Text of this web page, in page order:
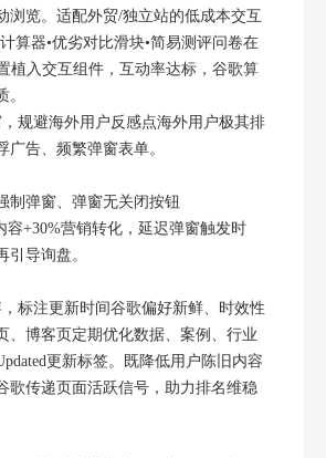
浏览。适配外贸/独立站的低成本交互
算器•优劣对比滑块•简易测评问卷在
植入交互组件，互动率达标，谷歌算
。
规避海外用户反感点海外用户极其排
广告、频繁弹窗表单。
制弹窗、弹窗无关闭按钮
容+30%营销转化，延迟弹窗触发时
引导询盘。
标注更新时间谷歌偏好新鲜、时效性
、博客页定期优化数据、案例、行业
更新标签。既降低用户陈旧内容
歌传递页面活跃信号，助力排名维稳